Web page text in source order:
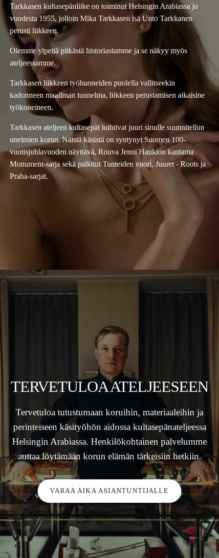
Tarkkasen kultasepänliike on toiminut Helsingin Arabiassa jo
vuodesta 1955, jolloin Mika Tarkkasen isä Unto Tarkkanen
perusti liikkeen.
Olemme ylpeitä pitkästä historiastamme ja se näkyy myös
ateljeessamme.
Tarkkasen liikkeen työhuoneiden puolella vallitseekin
kadonneen maailman tunnelma, liikkeen perustamisen aikaisine
työkoneineen.
Tarkkasen ateljeen kultasepät loihtivat juuri sinulle suunnitellun
unelmien korun. Näistä käsistä on syntynyt Suomen 100-
vuotisjuhlavuoden näyttävä, Rouva Jenni Haukion kantama
Monument-sarja sekä palkitut Tunteiden vuori, Juuret - Roots ja
Praha-sarjat.
TERVETULOA ATELJEESEEN
Tervetuloa tutustumaan koruihin, materiaaleihin ja
perinteiseen käsityöhön aidossa kultasepänateljeessa
Helsingin Arabiassa. Henkilökohtainen palvelumme
auttaa löytämään korun elämän tärkeisiin hetkiin.
VARAA AIKA ASIANTUNTIJALLE